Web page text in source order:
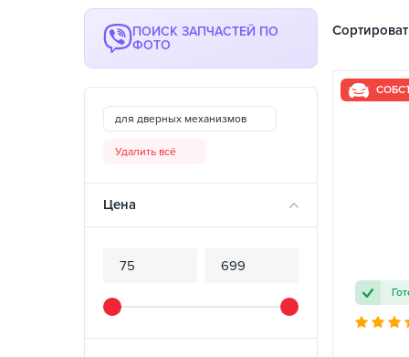
ПОИСК ЗАПЧАСТЕЙ ПО
ФОТО
для дверных механизмов
Удалить всё
Цена